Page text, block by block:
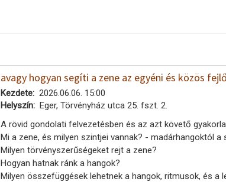
avagy hogyan segíti a zene az egyéni és közös
Kezdete
2026.06.06. 15:00
Helyszín
Eger, Törvényház utca 25. fszt. 2.
A rövid gondolati felvezetésben és az azt követő
Mi a zene, és milyen szintjei vannak? - madárhangoktól a
Milyen törvényszerűségeket rejt a zene?
Hogyan hatnak ránk a hangok?
Milyen összefüggések lehetnek a hangok, ritmusok, és a